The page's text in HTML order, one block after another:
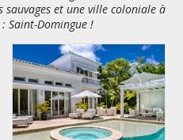
sauvages et une ville coloniale à
Saint-Domingue !